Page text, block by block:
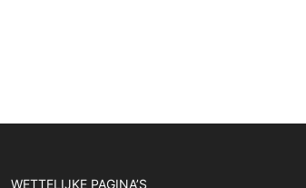
WETTELIJKE PAGINA’S